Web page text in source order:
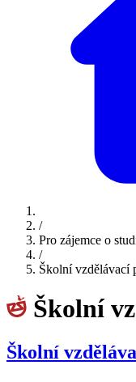
/
Pro zájemce o
/
Školní vzdělávací
Školní
Školní